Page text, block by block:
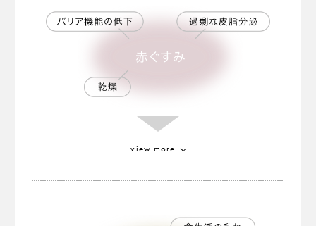
ゴールドトマトエキス
view more